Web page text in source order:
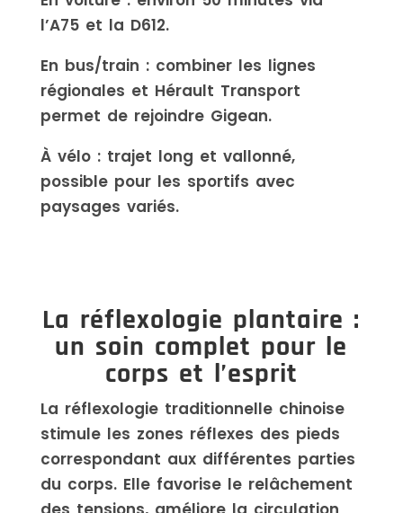
l’A75 et la D612.
En bus/train : combiner les lignes
régionales et Hérault Transport
permet de rejoindre Gigean.
À vélo : trajet long et vallonné,
possible pour les sportifs avec
paysages variés.
La réflexologie plantaire :
un soin complet pour le
corps et l’esprit
La réflexologie traditionnelle chinoise
stimule les zones réflexes des pieds
correspondant aux différentes parties
du corps. Elle favorise le relâchement